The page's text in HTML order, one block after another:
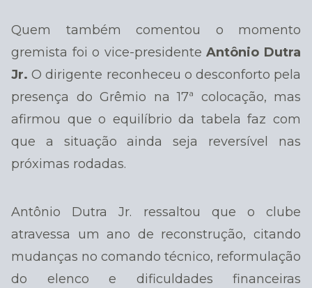
Quem também comentou o momento
gremista foi o vice-presidenteAntônio Dutra
Jr.O dirigente reconheceu o desconforto pela
presença do Grêmio na 17ª colocação, mas
afirmou que o equilíbrio da tabela faz com
que a situação ainda seja reversível nas
próximas rodadas.
Antônio Dutra Jr. ressaltou que o clube
atravessa um ano de reconstrução, citando
mudanças no comando técnico, reformulação
do elenco e dificuldades financeiras